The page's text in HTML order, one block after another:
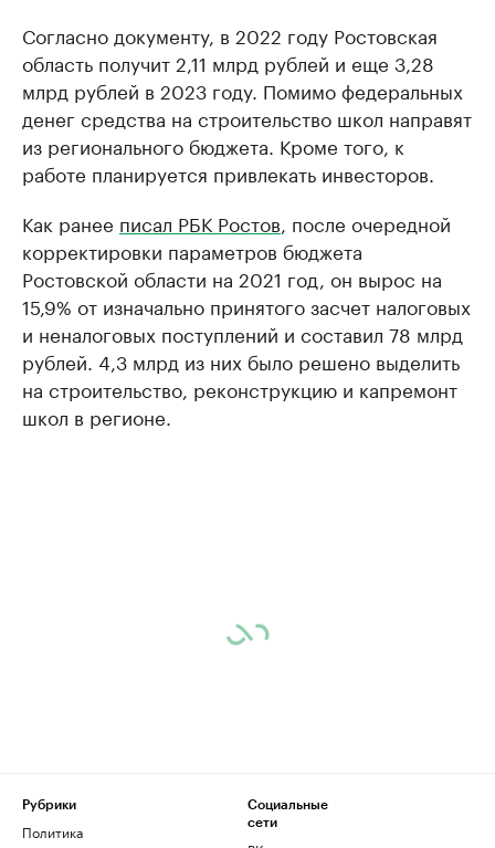
Согласно документу, в 2022 году Ростовская
область получит 2,11 млрд рублей и еще 3,28
млрд рублей в 2023 году. Помимо федеральных
денег средства на строительство школ направят
из регионального бюджета. Кроме того, к
работе планируется привлекать инвесторов.
Как ранее писал РБК Ростов , после очередной
корректировки параметров бюджета
Ростовской области на 2021 год, он вырос на
15,9% от изначально принятого засчет налоговых
и неналоговых поступлений и составил 78 млрд
рублей. 4,3 млрд из них было решено выделить
на строительство, реконструкцию и капремонт
школ в регионе.
Рубрики
Политика
Социальные
сети